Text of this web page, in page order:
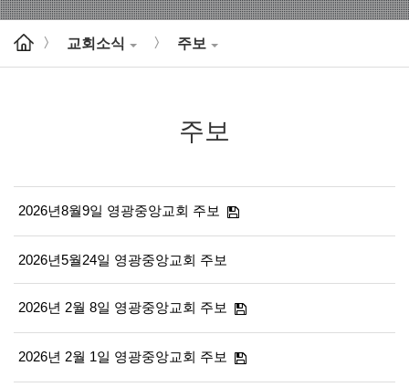
> 교회소식 > 주보
주보
2026년8월9일 영광중앙교회 주보
2026년5월24일 영광중앙교회 주보
2026년 2월 8일 영광중앙교회 주보
2026년 2월 1일 영광중앙교회 주보